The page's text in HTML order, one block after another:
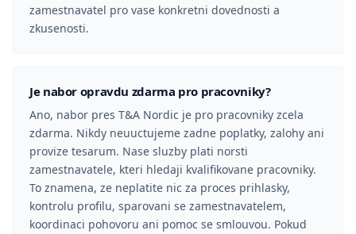
zamestnavatel pro vase konkretni dovednosti a
zkusenosti.
Je nabor opravdu zdarma pro pracovniky?
Ano, nabor pres T&A Nordic je pro pracovniky zcela
zdarma. Nikdy neuuctujeme zadne poplatky, zalohy ani
provize tesarum. Nase sluzby plati norsti
zamestnavatele, kteri hledaji kvalifikovane pracovniky.
To znamena, ze neplatite nic za proces prihlasky,
kontrolu profilu, sparovani se zamestnavatelem,
koordinaci pohovoru ani pomoc se smlouvou. Pokud